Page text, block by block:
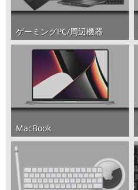
ゲーミングPC/周辺機器
MacBook